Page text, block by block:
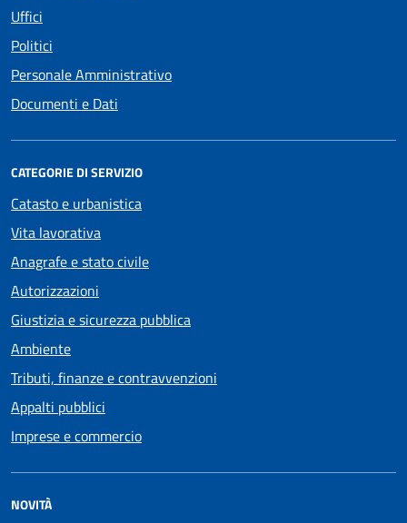
Uffici
Politici
Personale Amministrativo
Documenti e Dati
CATEGORIE DI SERVIZIO
Catasto e urbanistica
Vita lavorativa
Anagrafe e stato civile
Autorizzazioni
Giustizia e sicurezza pubblica
Ambiente
Tributi, finanze e contravvenzioni
Appalti pubblici
Imprese e commercio
NOVITÀ